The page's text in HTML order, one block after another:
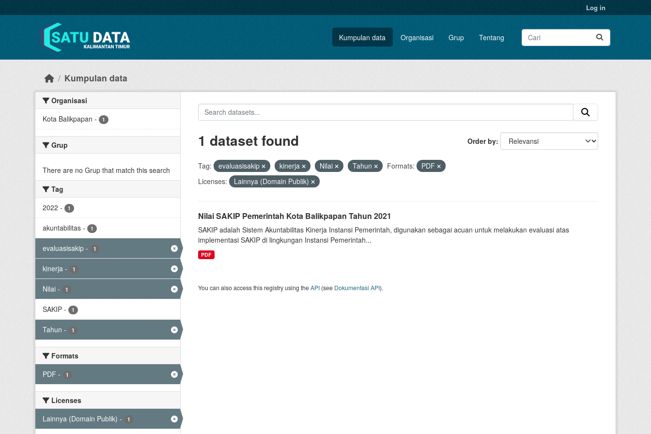
Log in
Kumpulan data Organisasi Grup Tentang
Kumpulan data
Organisasi
Kota Balikpapan - 1
Grup
There are no Grup that match this search
Tag
2022 - 1
akuntabilitas - 1
evaluasisakip - 1
kinerja - 1
Nilai - 1
SAKIP - 1
Tahun - 1
Formats
PDF - 1
Licenses
Lainnya (Domain Publik) - 1
Order by
1 dataset found
Tag: evaluasisakip kinerja Nilai Tahun Formats:
PDF
Licenses:
Lainnya (Domain Publik)
Nilai SAKIP Pemerintah Kota Balikpapan Tahun 2021
SAKIP adalah Sistem Akuntabilitas Kinerja Instansi Pemerintah, digunakan sebagai acuan untuk melakukan evaluasi atas
implementasi SAKIP di lingkungan Instansi Pemerintah...
PDF
You can also access this registry using theAPI(see Dokumentasi API).